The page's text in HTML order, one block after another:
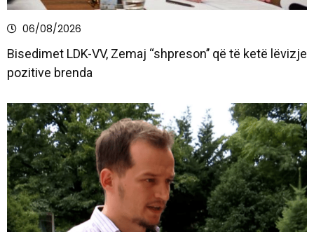
06/08/2026
Bisedimet LDK-VV, Zemaj ‘‘shpreson’’ që të ketë lëvizje
pozitive brenda